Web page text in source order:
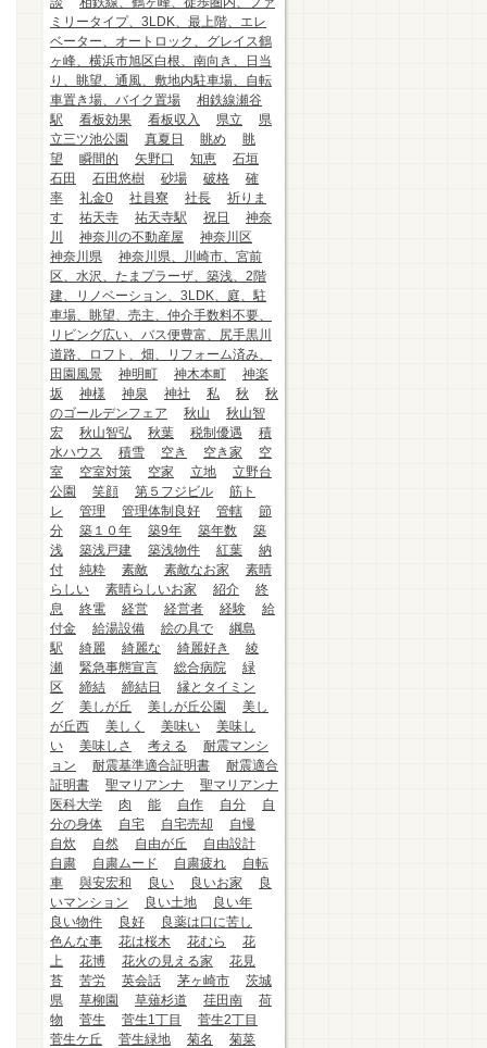
ミリータイプ、3LDK、最上階、エレ
ベーター、オートロック、グレイス鶴
ヶ峰、横浜市旭区白根、南向き、日当
り、眺望、通風、敷地内駐車場、自転
車置き場、バイク置場
相鉄線瀬谷
駅
看板効果 看板収入 県立
県
立三ツ池公園
真夏日 眺め
眺
望
瞬間的 矢野口 知恵
石垣
石田
石田悠樹 砂場 破格
確
率
礼金0 社員寮 社長
祈りま
す
祐天寺 祐天寺駅 祝日
神奈
川
神奈川の不動産屋
神奈川区
神奈川県
神奈川県、川崎市、宮前
区、水沢、たまプラーザ、築浅、2階
建、リノベーション、3LDK、庭、駐
車場、眺望、売主、仲介手数料不要、
リビング広い、バス便豊富、尻手黒川
道路、ロフト、畑、リフォーム済み、
田園風景
神明町 神木本町
神楽
坂
神様 神泉 神社 私 秋
秋
のゴールデンフェア
秋山
秋山智
宏
秋山智弘 秋葉 税制優遇
積
水ハウス
積雪 空き 空き家
空
室
空室対策 空家 立地
立野台
公園
笑顔 第５フジビル
筋ト
レ
管理 管理体制良好 管轄
節
分
築１０年 築9年 築年数
築
浅
築浅戸建 築浅物件 紅葉
納
付
純粋 素敵 素敵なお家
素晴
らしい
素晴らしいお家 紹介
終
息
終電 経営 経営者 経験
給
付金
給湯設備 絵の具で
綱島
駅
綺麗 綺麗な 綺麗好き
綾
瀬
緊急事態宣言 総合病院
緑
区
締結 締結日
縁とタイミン
グ
美しが丘 美しが丘公園
美し
が丘西
美しく 美味い
美味し
い
美味しさ 考える
耐震マンシ
ョン
耐震基準適合証明書
耐震適合
証明書
聖マリアンナ
聖マリアンナ
医科大学
肉 能 自作 自分
自
分の身体
自宅 自宅売却
自慢
自炊
自然 自由が丘
自由設計
自粛
自粛ムード 自粛疲れ
自転
車
與安宏和 良い 良いお家
良
いマンション
良い土地
良い年
良い物件
良好
良薬は口に苦し
色んな事
花は桜木 花むら
花
上
花博 花火の見える家
花見
苔
苦労 英会話 茅ヶ崎市
茨城
県
草柳園 草薙杉道 荏田南
荷
物
菅生 菅生1丁目
菅生2丁目
菅生ケ丘
菅生緑地 菊名
菊菜